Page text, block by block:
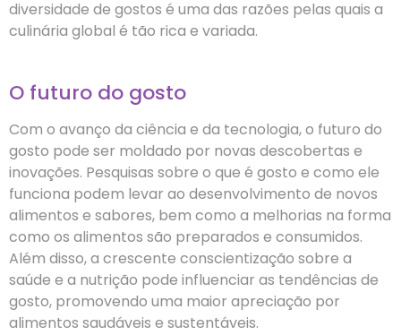
diversidade de gostos é uma das razões pelas quais a
culinária global é tão rica e variada.
O futuro do gosto
Com o avanço da ciência e da tecnologia, o futuro do
gosto pode ser moldado por novas descobertas e
inovações. Pesquisas sobre o que é gosto e como ele
funciona podem levar ao desenvolvimento de novos
alimentos e sabores, bem como a melhorias na forma
como os alimentos são preparados e consumidos.
Além disso, a crescente conscientização sobre a
saúde e a nutrição pode influenciar as tendências de
gosto, promovendo uma maior apreciação por
alimentos saudáveis e sustentáveis.